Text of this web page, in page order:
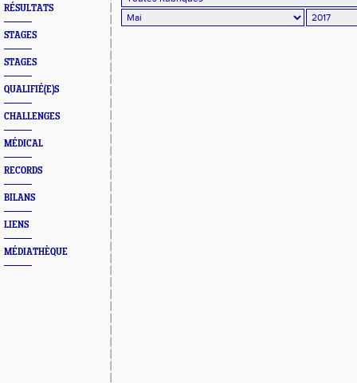
RÉSULTATS
STAGES
STAGES
QUALIFIÉ(E)S
CHALLENGES
MÉDICAL
RECORDS
BILANS
LIENS
MÉDIATHÈQUE